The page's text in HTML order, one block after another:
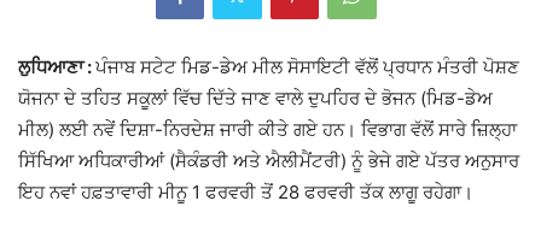
ਲੁਧਿਆਣਾ :ਪੰਜਾਬ ਸਟੇਟ ਮਿਡ-ਡੇਅ ਮੀਲ ਸੋਸਾਇਟੀ ਵੱਲੋਂ ਪ੍ਰਧਾਨ ਮੰਤਰੀ ਪੋਸ਼ਣ
ਯੋਜਨਾ ਦੇ ਤਹਿਤ ਸਕੂਲਾਂ ਵਿੱਚ ਦਿੱਤੇ ਜਾਣ ਵਾਲੇ ਦੁਪਹਿਰ ਦੇ ਭੋਜਨ (ਮਿਡ-ਡੇਅ
ਮੀਲ) ਲਈ ਨਵੇਂ ਦਿਸ਼ਾ-ਨਿਰਦੇਸ਼ ਜਾਰੀ ਕੀਤੇ ਗਏ ਹਨ। ਵਿਭਾਗ ਵੱਲੋਂ ਸਾਰੇ ਜ਼ਿਲ੍ਹਾ
ਸਿੱਖਿਆ ਅਧਿਕਾਰੀਆਂ (ਸੈਕੰਡਰੀ ਅਤੇ ਐਲੀਮੈਂਟਰੀ) ਨੂੰ ਭੇਜੇ ਗਏ ਪੱਤਰ ਅਨੁਸਾਰ
ਇਹ ਨਵਾਂ ਹਫ਼ਤਾਵਾਰੀ ਮੀਨੂ 1 ਫਰਵਰੀ ਤੋਂ 28 ਫਰਵਰੀ ਤੱਕ ਲਾਗੂ ਰਹੇਗਾ।